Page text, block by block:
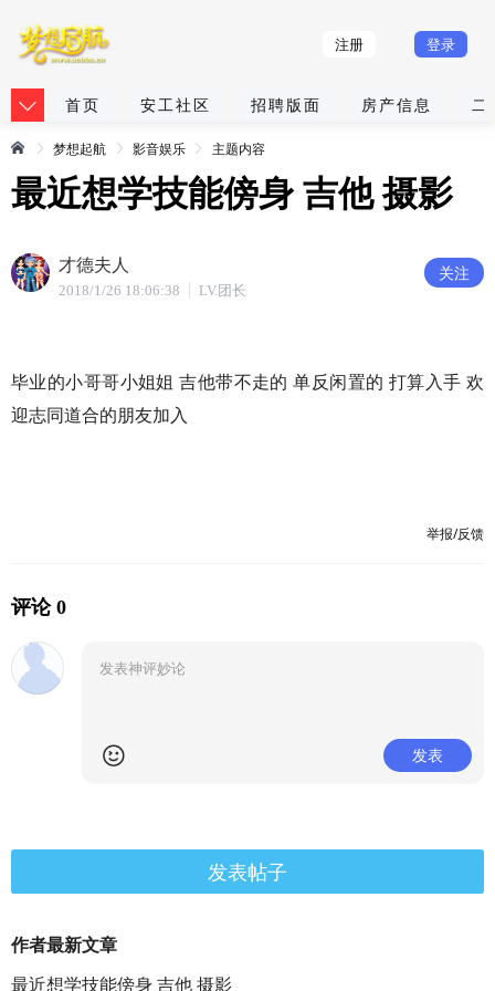
注册 登录
首页 安工社区 招聘版面 房产信息 二
梦想起航 影音娱乐 主题内容
最近想学技能傍身 吉他 摄影
才德夫人
2018/1/26 18:06:38 LV.团长
关注
毕业的小哥哥小姐姐 吉他带不走的 单反闲置的 打算入手 欢
迎志同道合的朋友加入
举报/反馈
评论 0
发表
发表帖子
作者最新文章
最近想学技能傍身 吉他 摄影